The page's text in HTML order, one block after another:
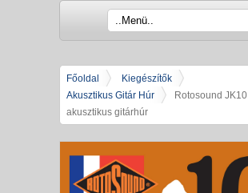
Főoldal
Kiegészítők
Akusztikus Gitár Húr
Rotosound JK10
akusztikus gitárhúr